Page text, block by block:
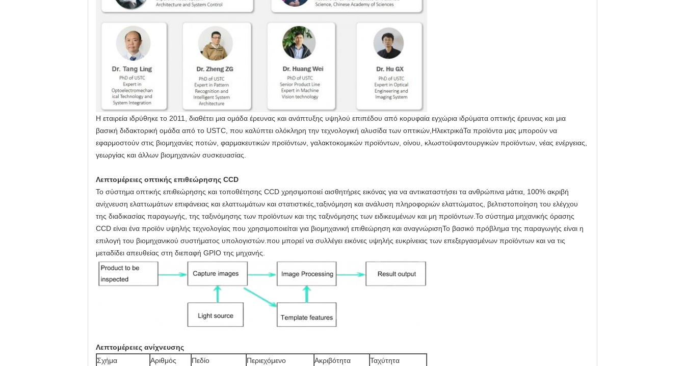
Η εταιρεία ιδρύθηκε το 2011, διαθέτει μια ομάδα έρευνας και ανάπτυξης υψηλού επιπέδου από κορυφαία εγχώρια ιδρύματα οπτικής έρευνας και μια
βασική διδακτορική ομάδα από το USTC, που καλύπτει ολόκληρη την τεχνολογική αλυσίδα των οπτικών,ΗλεκτρικάΤα προϊόντα μας μπορούν να
εφαρμοστούν στις βιομηχανίες ποτών, φαρμακευτικών προϊόντων, γαλακτοκομικών προϊόντων, οίνου, κλωστοϋφαντουργικών προϊόντων, νέας ενέργειας,
γεωργίας και άλλων βιομηχανιών συσκευασίας.
Λεπτομέρειες οπτικής επιθεώρησης CCD
Το σύστημα οπτικής επιθεώρησης και τοποθέτησης CCD χρησιμοποιεί αισθητήρες εικόνας για να αντικαταστήσει τα ανθρώπινα μάτια, 100% ακριβή
ανίχνευση ελαττωμάτων επιφάνειας και ελαττωμάτων και στατιστικές,ταξινόμηση και ανάλυση πληροφοριών ελαττώματος, βελτιστοποίηση του ελέγχου
της διαδικασίας παραγωγής, της ταξινόμησης των προϊόντων και της ταξινόμησης των ειδικευμένων και μη προϊόντων.Το σύστημα μηχανικής όρασης
CCD είναι ένα προϊόν υψηλής τεχνολογίας που χρησιμοποιείται για βιομηχανική επιθεώρηση και αναγνώρισηΤο βασικό πρόβλημα της παραγωγής είναι η
επιλογή του βιομηχανικού συστήματος υπολογιστών.που μπορεί να συλλέγει εικόνες υψηλής ευκρίνειας των επεξεργασμένων προϊόντων και να τις
μεταδίδει απευθείας στη διεπαφή GPIO της μηχανής.
Λεπτομέρειες ανίχνευσης
Σχήμα
Αριθμός
Πεδίο
Περιεχόμενο
Ακριβότητα
Ταχύτητα